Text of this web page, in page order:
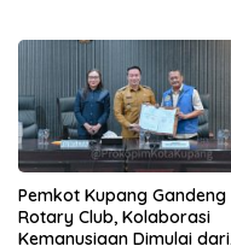
Pemkot Kupang Gandeng
Rotary Club, Kolaborasi
Kemanusiaan Dimulai dari